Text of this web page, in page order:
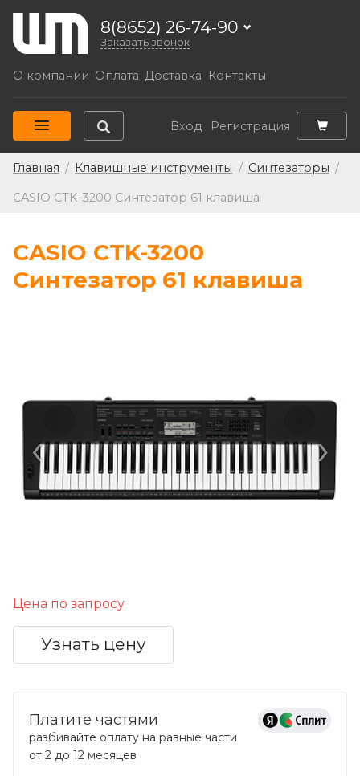
8(8652) 26-74-90
Заказать звонок
О компании Оплата Доставка Контакты
Вход Регистрация
Главная / Клавишные инструменты / Синтезаторы /
CASIO CTK-3200 Синтезатор 61 клавиша
CASIO CTK-3200
Синтезатор 61 клавиша
‹ ›
Цена по запросу
Узнать цену
Платите частями
разбивайте оплату на равные части
от 2 до 12 месяцев